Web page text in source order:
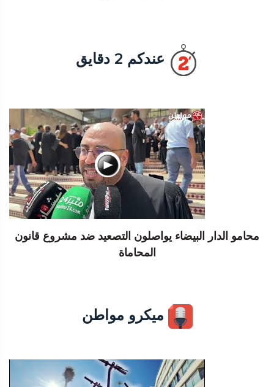
عندكم 2 دقايق
محامو الدار البيضاء يواصلون التصعيد ضد مشروع قانون
المحاماة
ميكرو مواطن